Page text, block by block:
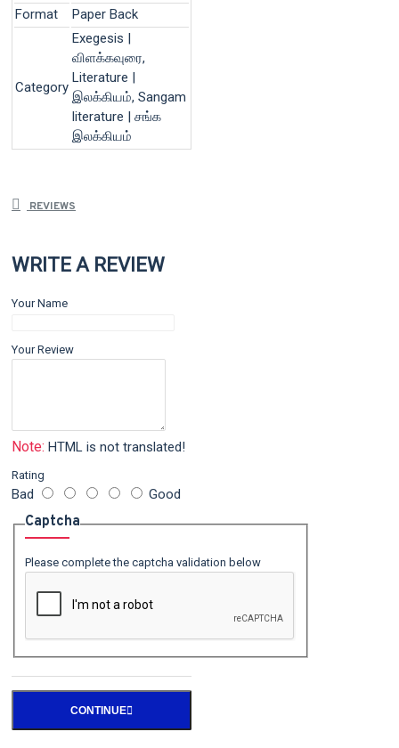
Format
Paper Back
Category
Exegesis |
விளக்கவுரை,
Literature |
இலக்கியம், Sangam
literature | சங்க
இலக்கியம்
REVIEWS
WRITE A REVIEW
Your Name
Your Review
Note: HTML is not translated!
Rating
Bad Good
Captcha
Please complete the captcha validation below
CONTINUE